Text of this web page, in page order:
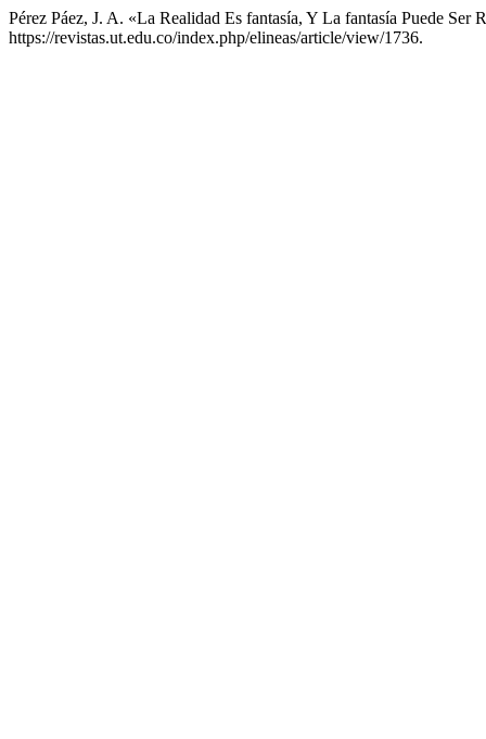
Pérez Páez, J. A. «La Realidad Es fantasía, Y La fantasía Puede Ser
https://revistas.ut.edu.co/index.php/elineas/article/view/1736.